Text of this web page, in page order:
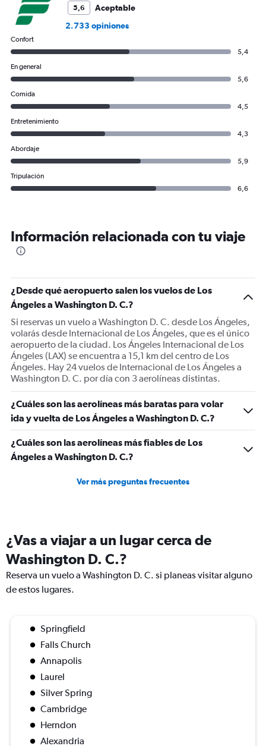
5,6
Aceptable
2.733 opiniones
Confort
5,4
En general
5,6
Comida
4,5
Entretenimiento
4,3
Abordaje
5,9
Tripulación
6,6
Información relacionada con tu viaje
¿Desde qué aeropuerto salen los vuelos de Los
Ángeles a Washington D. C.?
Si reservas un vuelo a Washington D. C. desde Los Ángeles,
volarás desde Internacional de Los Ángeles, que es el único
aeropuerto de la ciudad. Los Ángeles Internacional de Los
Ángeles (LAX) se encuentra a 15,1 km del centro de Los
Ángeles. Hay 24 vuelos de Internacional de Los Ángeles a
Washington D. C. por día con 3 aerolíneas distintas.
¿Cuáles son las aerolíneas más baratas para volar
ida y vuelta de Los Ángeles a Washington D. C.?
¿Cuáles son las aerolíneas más fiables de Los
Ángeles a Washington D. C.?
Ver más preguntas frecuentes
¿Vas a viajar a un lugar cerca de
Washington D. C.?
Reserva un vuelo a Washington D. C. si planeas visitar alguno
de estos lugares.
Springfield
Falls Church
Annapolis
Laurel
Silver Spring
Cambridge
Herndon
Alexandria